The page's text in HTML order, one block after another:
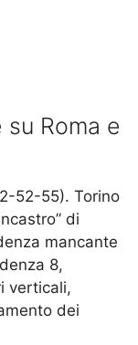
Roma e
52-55). Torino
di
mancante
8,
verticali,
dei